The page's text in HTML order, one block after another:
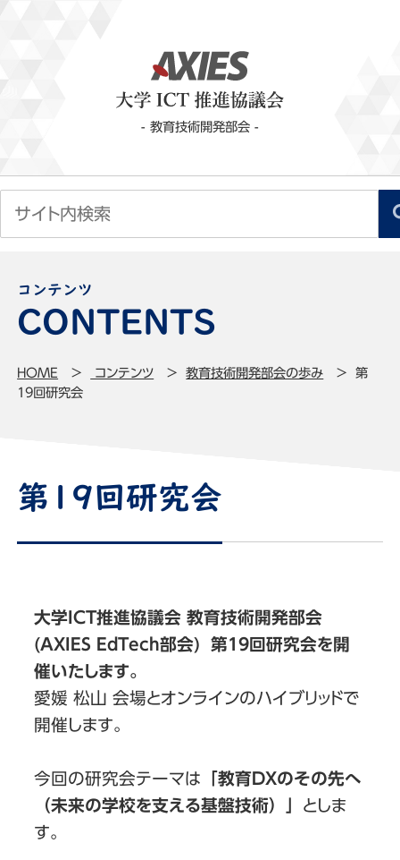
- 教育技術開発部会 -
コンテンツ
HOME コンテンツ 教育技術開発部会の歩み
第
19回研究会
第19回研究会
大学ICT推進協議会 教育技術開発部会
(AXIES EdTech部会) 第19回研究会を開
催いたします。
愛媛 松山 会場とオンラインのハイブリッドで
開催します。
今回の研究会テーマは 「教育DXのその先へ
（未来の学校を支える基盤技術）」 としま
す。